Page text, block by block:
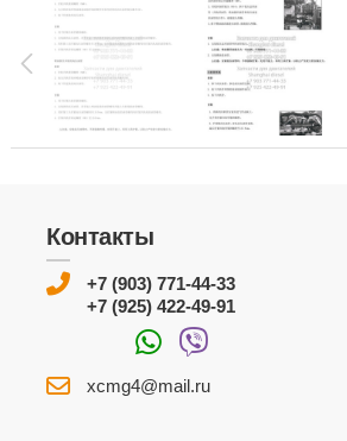
Контакты
+7 (903) 771-44-33
+7 (925) 422-49-91
xcmg4@mail.ru